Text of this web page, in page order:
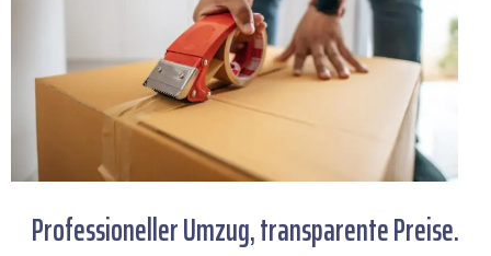
Professioneller Umzug, transparente Preise.